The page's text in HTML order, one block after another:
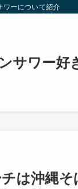
ワーについて紹介
サワー好
チは沖縄